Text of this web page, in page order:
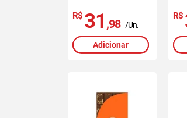
R$ 31 ,98 /Un.
Adicionar
R$